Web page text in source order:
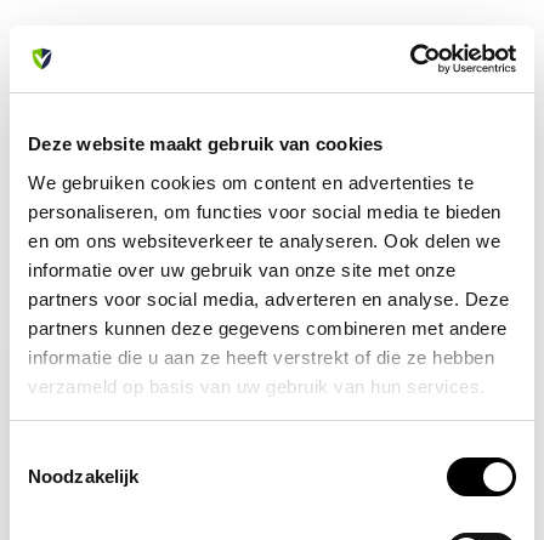
Deze website maakt gebruik van cookies
We gebruiken cookies om content en advertenties te
personaliseren, om functies voor social media te bieden
en om ons websiteverkeer te analyseren. Ook delen we
informatie over uw gebruik van onze site met onze
partners voor social media, adverteren en analyse. Deze
partners kunnen deze gegevens combineren met andere
informatie die u aan ze heeft verstrekt of die ze hebben
verzameld op basis van uw gebruik van hun services.
Noodzakelijk
Heb je vragen over dit product?
+31 (0) 6 82095086
Recent bekeken